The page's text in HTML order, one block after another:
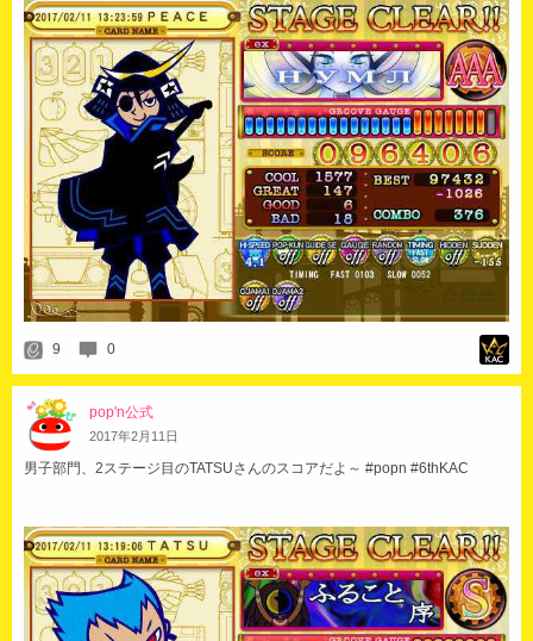
9 0
pop'n公式
2017年2月 11 日
男子部門、2ステージ目のTATSUさんのスコアだよ～ #popn #6thKAC